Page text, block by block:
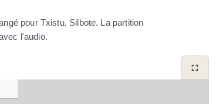
pour Txistu, Silbote. La partition
l'audio.